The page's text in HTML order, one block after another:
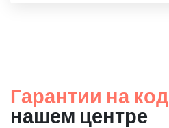
Гарантии на
нашем центре